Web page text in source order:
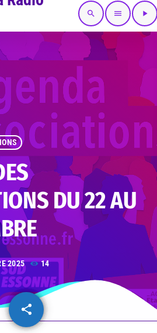
search menu play_arrow
DU 22 AU
2025 14
share
email